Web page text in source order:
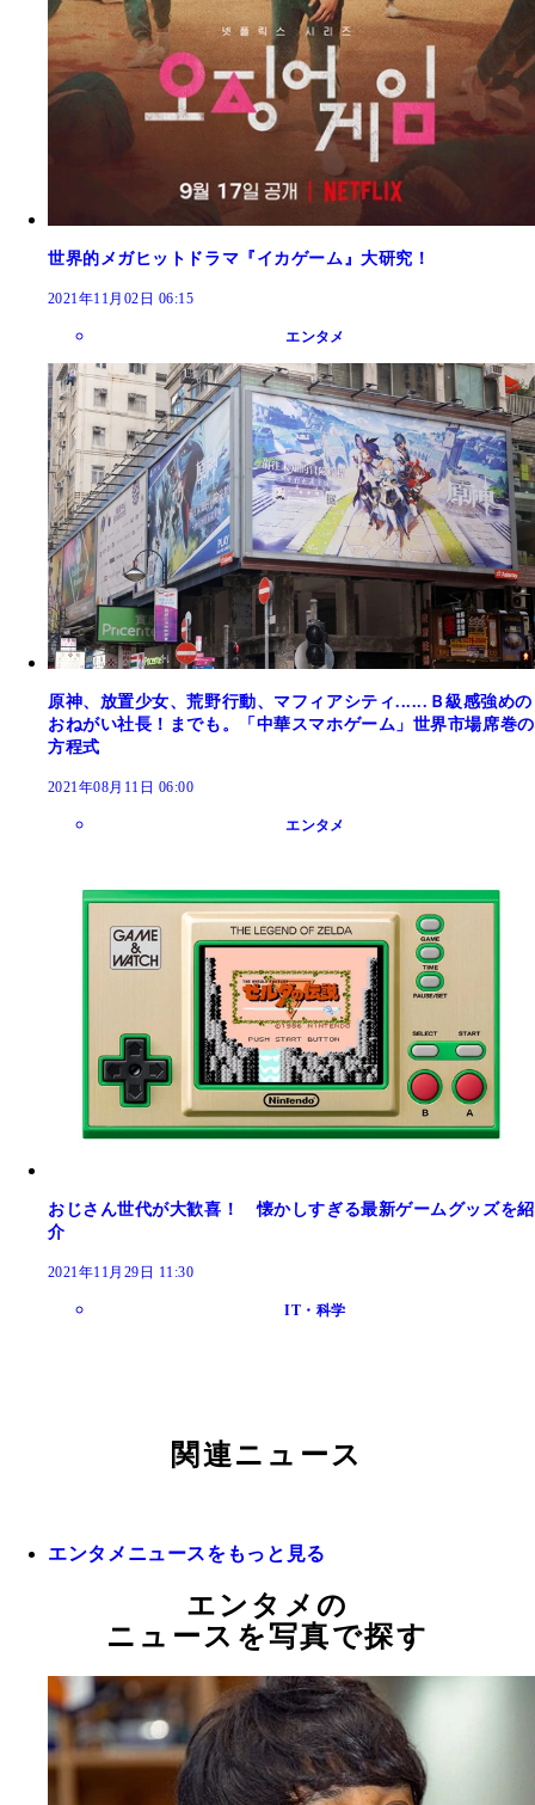
世界的メガヒットドラマ『イカゲーム』大研究！
2021年11月02日 06:15
エンタメ
原神、放置少女、荒野行動、マフィアシティ......Ｂ級感強めの
おねがい社長！までも。「中華スマホゲーム」世界市場席巻の
方程式
2021年08月11日 06:00
エンタメ
おじさん世代が大歓喜！ 懐かしすぎる最新ゲームグッズを紹
介
2021年11月29日 11:30
IT・科学
関連ニュース
エンタメニュースをもっと見る
エンタメの
ニュースを写真で探す